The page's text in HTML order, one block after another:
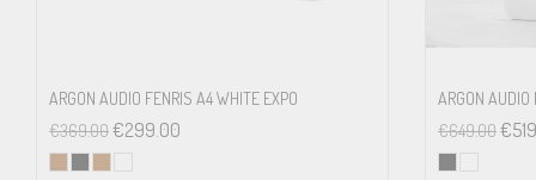
ARGON AUDIO FENRIS A4 WHITE EXPO
€369.00€299.00
ARGON AUDIO
€649.00€